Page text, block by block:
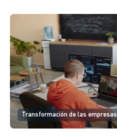
Transformación de las empresas